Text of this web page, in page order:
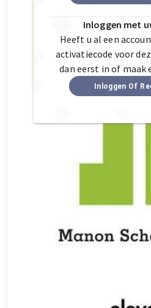
Inloggen met
Heeft u al een
activatiecode voor
dan eerst in of maak
Inloggen Of